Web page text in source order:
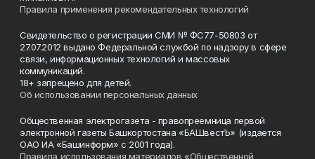
Правила применения рекомендательных технологий
Свидетельство о регистрации СМИ № ФС77-50803 от
27.07.2012 выдано Федеральной службой по надзору в сфере
связи, информационных технологий и массовых
коммуникаций.
18+ запрещено для детей.
Об использовании персональных данных
Общественная электрогазета - правопреемница первой
электронной газеты Башкортостана «БАШвестЪ» (издается
ОАО ИА «Башинформ» с 2001 года).
Правила использования материалов «Общественной